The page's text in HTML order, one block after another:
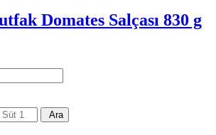
Domates Salçası 830 g
Ara